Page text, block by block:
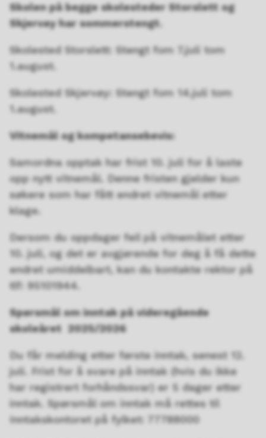
Skolen på begge skolesteder Storslett og
Skjervøy har sommerstengt.
Skolested Storslett: Stengt fom 7.juli tom
1.august.
Skolested Skjervøy: Stengt fom 14.juli tom
1.august.
Vitnemål og kompetansebevis:
Samordna opptak har frist 10. juli for å laste
opp nytt vitnemål. Denne fristen gjelder kun
søkere som har fått endret vitnemål etter
klage.
Dersom du oppdager feil på vitnemålet etter
10. juli, og det er avgjørende for deg å få dette
endret umiddelbart, kan du kontakte rektor på
tlf: 95101944.
Spørsmål om inntak på videregående
skoleåret 2025/2026
Du får melding etter første inntak, senest 12.
juli. Frist for å svare på inntak (hvis du ikke
har registrert forhåndssvar) er 5 dager etter
inntak. Spørsmål om inntak må rettes til
Inntakskontoret på fylket: 77788000